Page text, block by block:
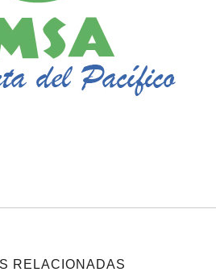
RELACIONADAS